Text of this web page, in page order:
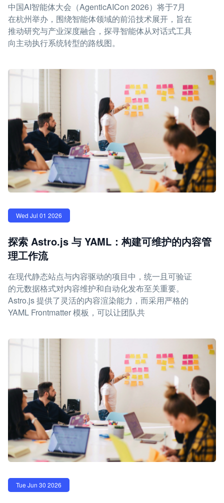
中国AI智能体大会（AgenticAICon 2026）将于7月
在杭州举办，围绕智能体领域的前沿技术展开，旨在
推动研究与产业深度融合，探寻智能体从对话式工具
向主动执行系统转型的路线图。
Wed Jul 01 2026
探索 Astro.js 与 YAML：构建可维护的内容管
理工作流
在现代静态站点与内容驱动的项目中，统一且可验证
的元数据格式对内容维护和自动化发布至关重要。
Astro.js 提供了灵活的内容渲染能力，而采用严格的
YAML Frontmatter 模板，可以让团队共
Tue Jun 30 2026